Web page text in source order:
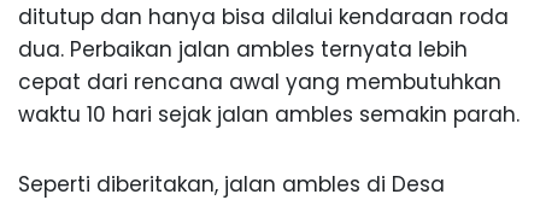
ditutup dan hanya bisa dilalui kendaraan roda
dua. Perbaikan jalan ambles ternyata lebih
cepat dari rencana awal yang membutuhkan
waktu 10 hari sejak jalan ambles semakin parah.
Seperti diberitakan, jalan ambles di Desa